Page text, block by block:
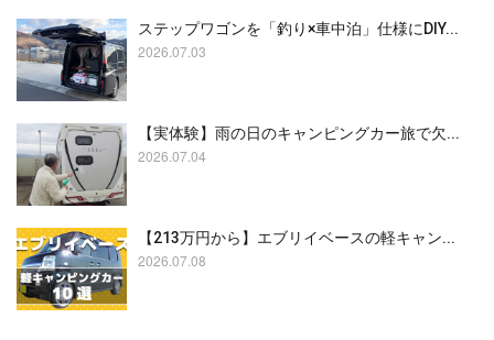
ステップワゴンを「釣り×車中泊」仕様にDIY...
2026.07.03
【実体験】雨の日のキャンピングカー旅で欠...
2026.07.04
【213万円から】エブリイベースの軽キャン...
2026.07.08